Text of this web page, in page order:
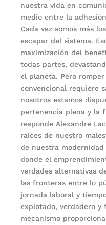
nuestra vida en
medio entre la
Cada vez somos más
escapar del sistema.
maximización del
todas partes,
el planeta. Pero
convencional requiere
nosotros estamos
pertenencia plena y la
responde Alexandre
raíces de nuestro
de nuestra
donde el
verdades alternativas
las fronteras entre lo
jornada laboral y
explotado, verdadero y
mecanismo